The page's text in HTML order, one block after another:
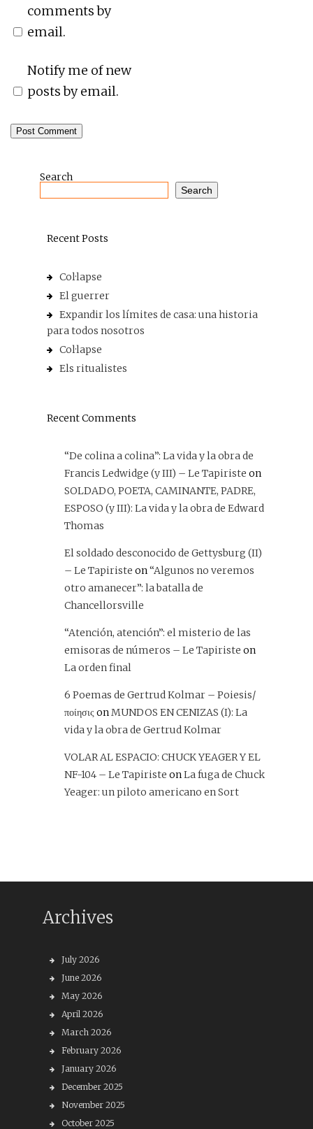
comments by
email.
Notify me of new
posts by email.
Search
Search
Recent Posts
Col·lapse
El guerrer
Expandir los límites de casa: una historia
para todos nosotros
Col·lapse
Els ritualistes
Recent Comments
“De colina a colina”: La vida y la obra de
Francis Ledwidge (y III) – Le Tapiriste on
SOLDADO, POETA, CAMINANTE, PADRE,
ESPOSO (y III): La vida y la obra de Edward
Thomas
El soldado desconocido de Gettysburg (II)
– Le Tapiriste on“Algunos no veremos
otro amanecer”: la batalla de
Chancellorsville
“Atención, atención”: el misterio de las
emisoras de números – Le Tapiriste on
La orden final
6 Poemas de Gertrud Kolmar – Poiesis/
ποίησις onMUNDOS EN CENIZAS (I): La
vida y la obra de Gertrud Kolmar
VOLAR AL ESPACIO: CHUCK YEAGER Y EL
NF-104 – Le Tapiriste onLa fuga de Chuck
Yeager: un piloto americano en Sort
Archives
July 2026
June 2026
May 2026
April 2026
March 2026
February 2026
January 2026
December 2025
November 2025
October 2025